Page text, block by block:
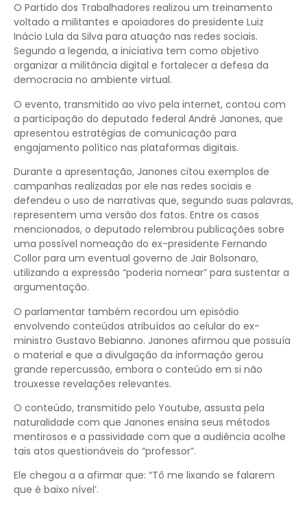
O Partido dos Trabalhadores realizou um treinamento
voltado a militantes e apoiadores do presidente Luiz
Inácio Lula da Silva para atuação nas redes sociais.
Segundo a legenda, a iniciativa tem como objetivo
organizar a militância digital e fortalecer a defesa da
democracia no ambiente virtual.
O evento, transmitido ao vivo pela internet, contou com
a participação do deputado federal André Janones, que
apresentou estratégias de comunicação para
engajamento político nas plataformas digitais.
Durante a apresentação, Janones citou exemplos de
campanhas realizadas por ele nas redes sociais e
defendeu o uso de narrativas que, segundo suas palavras,
representem uma versão dos fatos. Entre os casos
mencionados, o deputado relembrou publicações sobre
uma possível nomeação do ex-presidente Fernando
Collor para um eventual governo de Jair Bolsonaro,
utilizando a expressão “poderia nomear” para sustentar a
argumentação.
O parlamentar também recordou um episódio
envolvendo conteúdos atribuídos ao celular do ex-
ministro Gustavo Bebianno. Janones afirmou que possuía
o material e que a divulgação da informação gerou
grande repercussão, embora o conteúdo em si não
trouxesse revelações relevantes.
O conteúdo, transmitido pelo Youtube, assusta pela
naturalidade com que Janones ensina seus métodos
mentirosos e a passividade com que a audiência acolhe
tais atos questionáveis do “professor”.
Ele chegou a a afirmar que: “Tô me lixando se falarem
que é baixo nível’.